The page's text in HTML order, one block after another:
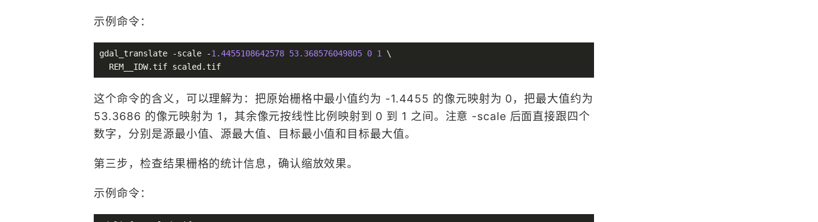
示例命令：
gdal_translate -scale -1.4455108642578 53.368576049805 0 1
\
这个命令的含义，可以理解为：把原始栅格中最小值约为 -1.4455 的像元映射为 0，把最大值约为
53.3686 的像元映射为 1，其余像元按线性比例映射到 0 到 1 之间。注意 -scale 后面直接跟四个
数字，分别是源最小值、源最大值、目标最小值和目标最大值。
第三步，检查结果栅格的统计信息，确认缩放效果。
示例命令：